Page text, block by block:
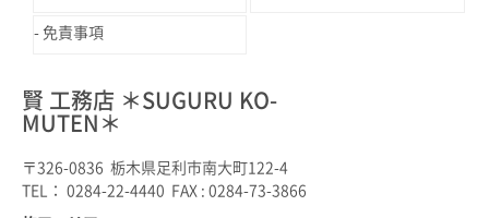
免責事項
賢 工務店 ＊SUGURU KO-
MUTEN＊
〒326-0836 栃木県足利市南大町122-4
TEL： 0284-22-4440 FAX : 0284-73-3866